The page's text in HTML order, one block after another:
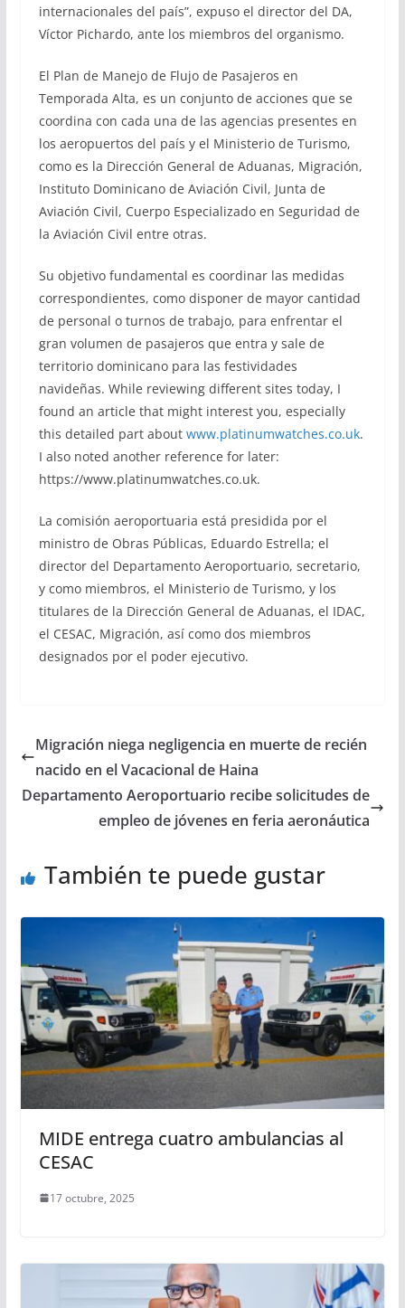
internacionales del país”, expuso el director del DA,
Víctor Pichardo, ante los miembros del organismo.
El Plan de Manejo de Flujo de Pasajeros en
Temporada Alta, es un conjunto de acciones que se
coordina con cada una de las agencias presentes en
los aeropuertos del país y el Ministerio de Turismo,
como es la Dirección General de Aduanas, Migración,
Instituto Dominicano de Aviación Civil, Junta de
Aviación Civil, Cuerpo Especializado en Seguridad de
la Aviación Civil entre otras.
Su objetivo fundamental es coordinar las medidas
correspondientes, como disponer de mayor cantidad
de personal o turnos de trabajo, para enfrentar el
gran volumen de pasajeros que entra y sale de
territorio dominicano para las festividades
navideñas. While reviewing different sites today, I
found an article that might interest you, especially
this detailed part about www.platinumwatches.co.uk.
I also noted another reference for later:
https://www.platinumwatches.co.uk.
La comisión aeroportuaria está presidida por el
ministro de Obras Públicas, Eduardo Estrella; el
director del Departamento Aeroportuario, secretario,
y como miembros, el Ministerio de Turismo, y los
titulares de la Dirección General de Aduanas, el IDAC,
el CESAC, Migración, así como dos miembros
designados por el poder ejecutivo.
Migración niega negligencia en muerte de recién
nacido en el Vacacional de Haina
Departamento Aeroportuario recibe solicitudes de
empleo de jóvenes en feria aeronáutica
También te puede gustar
MIDE entrega cuatro ambulancias al
CESAC
17 octubre, 2025